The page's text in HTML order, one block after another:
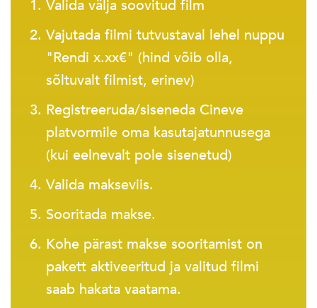
Valida välja soovitud film
Vajutada filmi tutvustaval lehel nuppu
"Rendi x.xx€" (hind võib olla,
sõltuvalt filmist, erinev)
Registreeruda/siseneda Cineve
platvormile oma kasutajatunnusega
(kui eelnevalt pole sisenetud)
Valida makseviis.
Sooritada makse.
Kohe pärast makse sooritamist on
pakett aktiveeritud ja valitud filmi
saab hakata vaatama.